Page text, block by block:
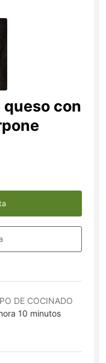
queso con
DE COCINADO
10 minutos
minutos